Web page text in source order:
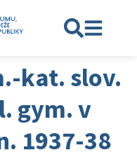
kat. slov.
gym. v
1937-38